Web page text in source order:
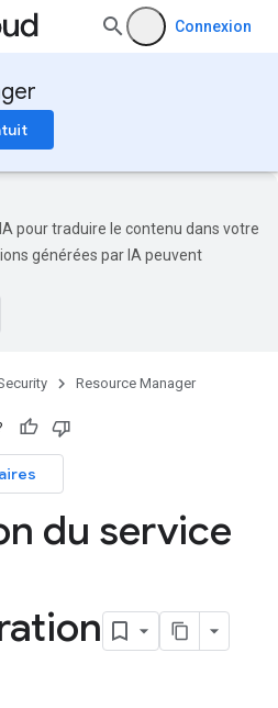
Connexion
pour traduire le contenu dans votre
générées par IA peuvent
Resource Manager
du service